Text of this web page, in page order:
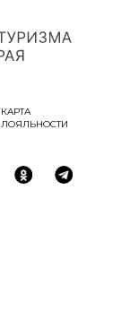
КАРТА
ЛОЯЛЬНОСТИ